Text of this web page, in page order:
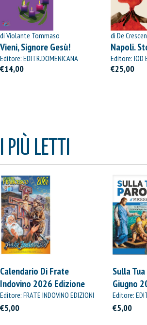
di Violante Tommaso
Vieni, Signore Gesù!
Editore: EDITR.DOMENICANA
ITALIANA
€14,00
di De
Napoli.
Editore: IOD
€25,00
I PIÙ LETTI
Calendario Di Frate
Indovino 2026 Edizione
Straordinaria
Editore: FRATE INDOVINO EDIZIONI
€5,00
Sulla
Giugno
Editore:
€5,00